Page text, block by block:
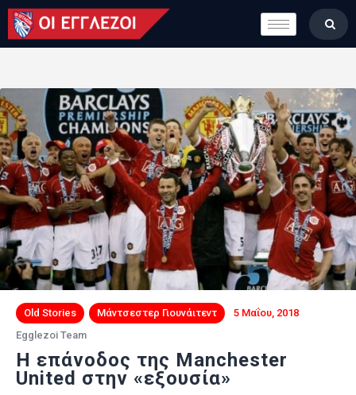
LONDON CALLING
ΚΑΤΗΓΟΡΙΕΣ
ΒΑΘΜΟΛΟΓΙΕΣ
ΟΜΑΔΕΣ
ΠΟΙΟΙ ΕΙΜΑΣΤΕ
Old Stories Μάντσεστερ Γιουνάιτεντ
5 Μαΐου, 2018
Egglezoi Team
Η επάνοδος της Manchester
United στην «εξουσία»